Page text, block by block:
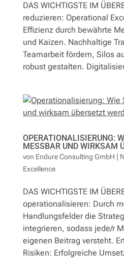
Home
Fallstudien
Referenzen
Lösungen
Newsletter
Kontakt
DAS WICHTIGSTE IM
reduzieren: Operational
Effizienz durch bewährte
und Kaizen. Nachhaltige
Teamarbeit fördern, Silos
robust gestalten.
OPERATIONALISIERUNG:
MESSBAR UND WIRKSAM
von Endure Consulting GmbH |
Excellence
DAS WICHTIGSTE IM
operationalisieren: Durch
Handlungsfelder die
integrieren, sodass jede/r
eigenen Beitrag versteht.
Risiken: Erfolgreiche